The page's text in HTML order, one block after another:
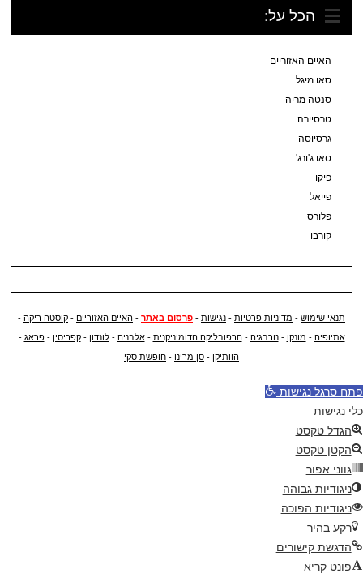
הכל על:
האיים האזוריים
סאו מיגל
סנטה מריה
טרסיירה
גרסיוסה
סאו ג'ורג'
פיקו
פייאל
פלורס
קורבו
תנאי שימוש - מדיניות פרטיות - נגישות - פרסום באתר - האיים האזוריים - קוסטה ריקה -
אתיופיה - מונקו -נורבגיה -הרפובליקה הדומיניקנית -אלבניה -לונדון -קפריסין -פראג -
הוותיקן - סן מרינו - חופשת סקי
פתח סרגל נגישות
כלי נגישות
הגדל טקסט
הקטן טקסט
גווני אפור
ניגודיות גבוהה
ניגודיות הפוכה
רקע בהיר
הדגשת קישורים
פונט קריא